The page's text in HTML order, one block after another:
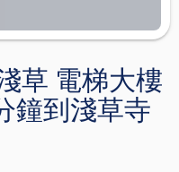
草 電梯大樓
鐘到淺草寺